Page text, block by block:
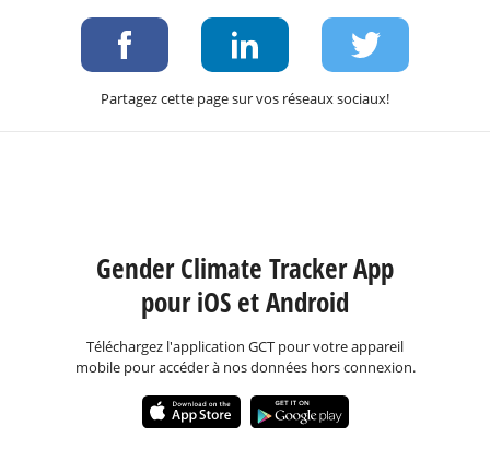
Partagez cette page sur vos réseaux sociaux!
Gender Climate Tracker App
pour iOS et Android
Téléchargez l'application GCT pour votre appareil
mobile pour accéder à nos données hors connexion.